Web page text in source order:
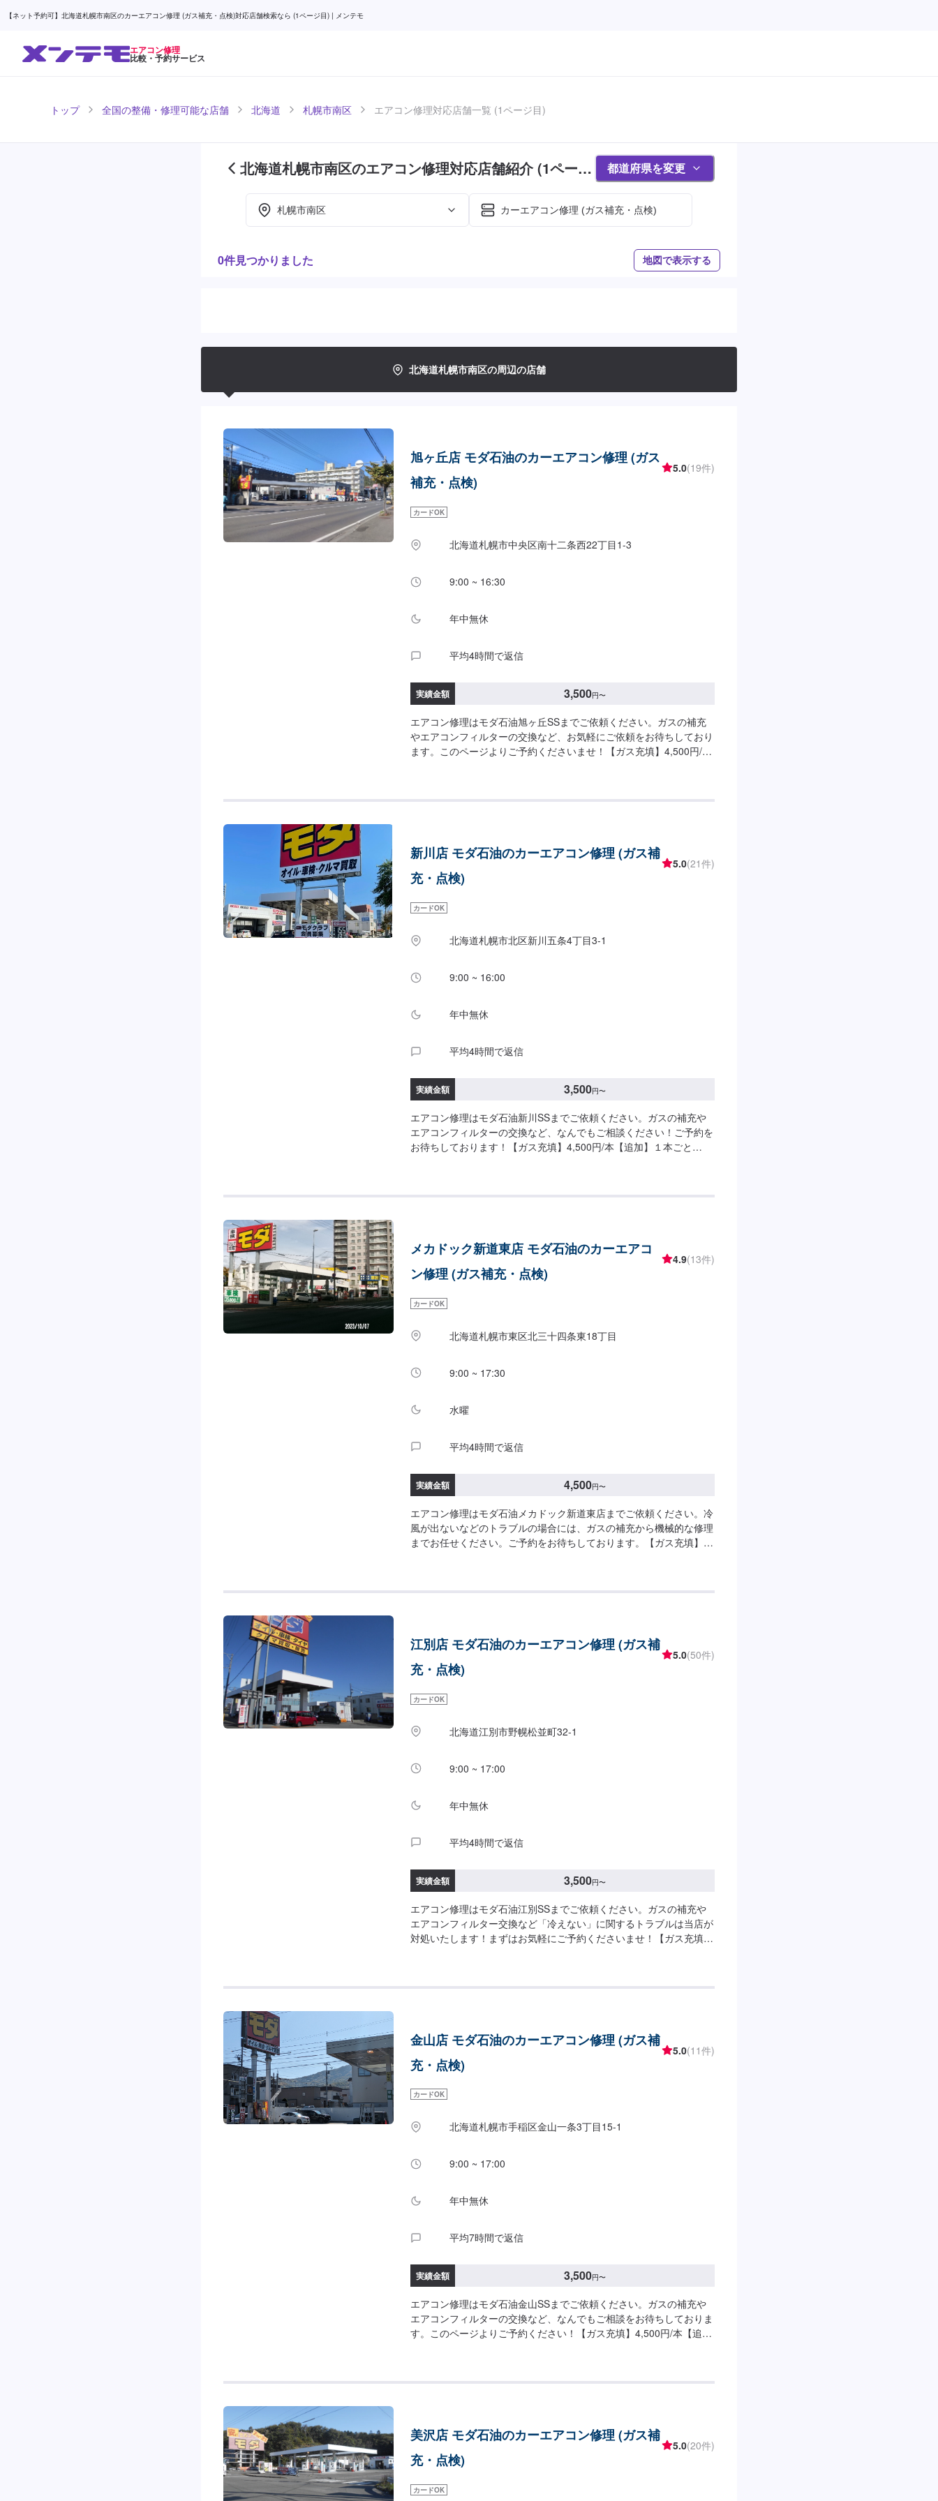
【ネット予約可】北海道札幌市南区のカーエアコン修理 (ガス補充・点検)対応店舗検索なら (1ページ目) | メンテモ
エアコン修理
比較・予約サービス
トップ 全国の整備・修理可能な店舗 北海道 札幌市南区 エアコン修理対応店舗一覧 (1ページ目)
北海道札幌市南区のエアコン修理対応店舗紹介 (1ページ
目)
都道府県を変更
札幌市南区 カーエアコン修理 (ガス補充・点検)
0件見つかりました 地図で表示する
北海道札幌市南区の周辺の店舗
旭ヶ丘店 モダ石油のカーエアコン修理 (ガス
補充・点検)
5.0(19件)
カードOK
北海道札幌市中央区南十二条西22丁目1-3
9:00 ~ 16:30
年中無休
平均4時間で返信
実績金額 3,500円〜
エアコン修理はモダ石油旭ヶ丘SSまでご依頼ください。ガスの補充
やエアコンフィルターの交換など、お気軽にご依頼をお待ちしており
ます。このページよりご予約くださいませ！【ガス充填】4,500円/本
新川店 モダ石油のカーエアコン修理 (ガス補
充・点検)
5.0(21件)
カードOK
北海道札幌市北区新川五条4丁目3-1
9:00 ~ 16:00
年中無休
平均4時間で返信
実績金額 3,500円〜
エアコン修理はモダ石油新川SSまでご依頼ください。ガスの補充や
エアコンフィルターの交換など、なんでもご相談ください！ご予約を
お待ちしております！【ガス充填】4,500円/本【追加】１本ごと
メカドック新道東店 モダ石油のカーエアコ
ン修理 (ガス補充・点検)
4.9(13件)
カードOK
北海道札幌市東区北三十四条東18丁目
9:00 ~ 17:30
水曜
平均4時間で返信
実績金額 4,500円〜
エアコン修理はモダ石油メカドック新道東店までご依頼ください。冷
風が出ないなどのトラブルの場合には、ガスの補充から機械的な修理
までお任せください。ご予約をお待ちしております。【ガス充填】
江別店 モダ石油のカーエアコン修理 (ガス補
充・点検)
5.0(50件)
カードOK
北海道江別市野幌松並町32-1
9:00 ~ 17:00
年中無休
平均4時間で返信
実績金額 3,500円〜
エアコン修理はモダ石油江別SSまでご依頼ください。ガスの補充や
エアコンフィルター交換など「冷えない」に関するトラブルは当店が
対処いたします！まずはお気軽にご予約くださいませ！【ガス充填】
金山店 モダ石油のカーエアコン修理 (ガス補
充・点検)
5.0(11件)
カードOK
北海道札幌市手稲区金山一条3丁目15-1
9:00 ~ 17:00
年中無休
平均7時間で返信
実績金額 3,500円〜
エアコン修理はモダ石油金山SSまでご依頼ください。ガスの補充や
エアコンフィルターの交換など、なんでもご相談をお待ちしておりま
す。このページよりご予約ください！【ガス充填】4,500円/本【追
美沢店 モダ石油のカーエアコン修理 (ガス補
充・点検)
5.0(20件)
カードOK